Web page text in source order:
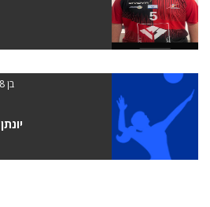
בן 18 | 172